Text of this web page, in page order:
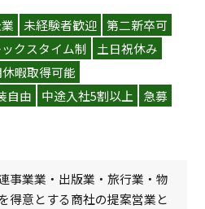
未経験者歓迎 第二新卒可
クスタイム制
土日祝休み
暇取得可能
自由 中途入社5割以上 急募
事業業・出版業・旅行業・物
得意とする商社の提案営業と